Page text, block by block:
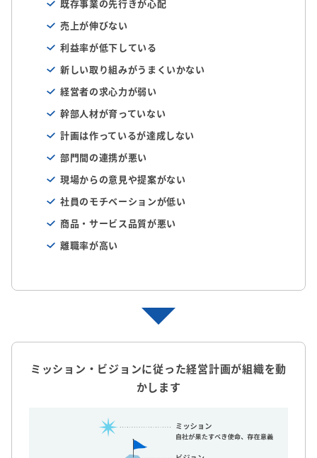
既存事業の先行きが心配
売上が伸びない
利益率が低下している
新しい取り組みがうまくいかない
経営者の求心力が弱い
幹部人材が育っていない
計画は作っているが達成しない
部門間の連携が悪い
現場からの意見や提案がない
社員のモチベーションが低い
商品・サービス品質が悪い
離職率が高い
ミッション・ビジョンに従った経営計画が組織を動
かします